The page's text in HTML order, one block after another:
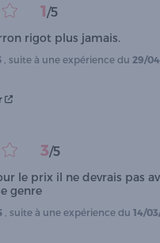
1/5
rigot plus jamais.
, suite à une expérience du 29/
3/5
le prix il ne devrais pas
genre
, suite à une expérience du 14/